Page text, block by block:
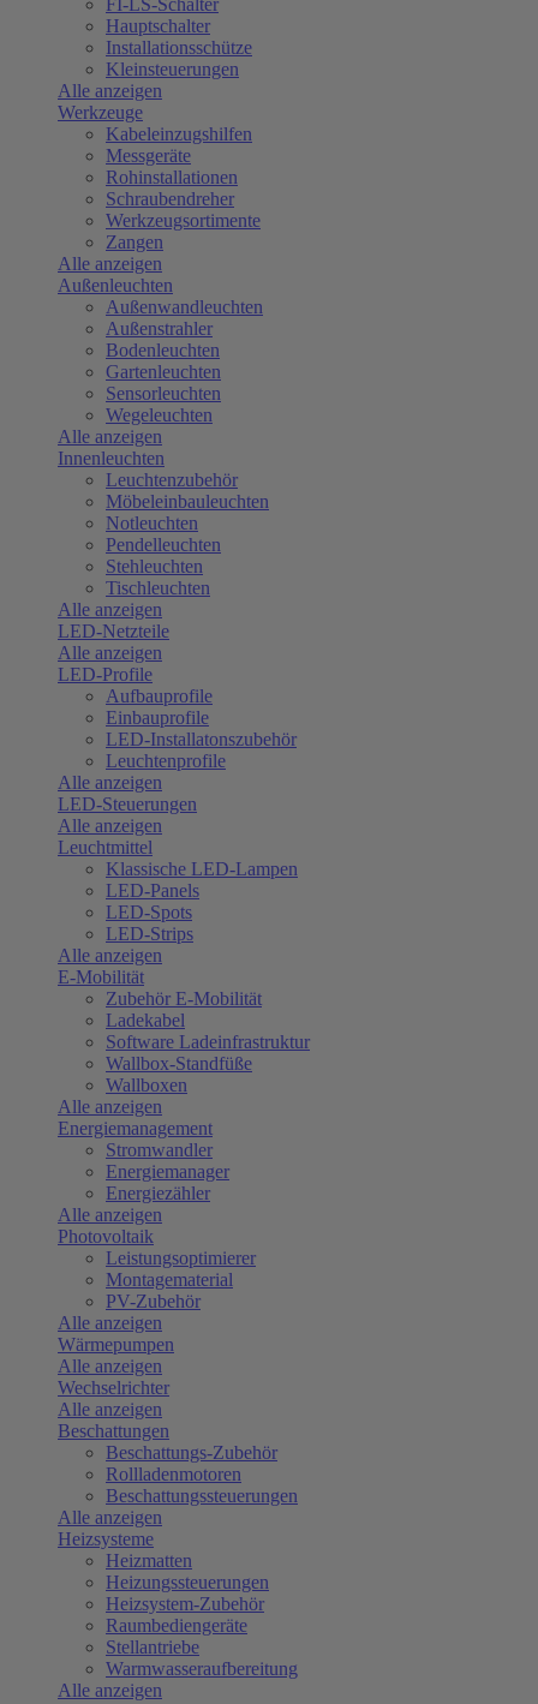
FI-LS-Schalter
Hauptschalter
Installationsschütze
Kleinsteuerungen
Alle anzeigen
Werkzeuge
Kabeleinzugshilfen
Messgeräte
Rohinstallationen
Schraubendreher
Werkzeugsortimente
Zangen
Alle anzeigen
Außenleuchten
Außenwandleuchten
Außenstrahler
Bodenleuchten
Gartenleuchten
Sensorleuchten
Wegeleuchten
Alle anzeigen
Innenleuchten
Leuchtenzubehör
Möbeleinbauleuchten
Notleuchten
Pendelleuchten
Stehleuchten
Tischleuchten
Alle anzeigen
LED-Netzteile
Alle anzeigen
LED-Profile
Aufbauprofile
Einbauprofile
LED-Installatonszubehör
Leuchtenprofile
Alle anzeigen
LED-Steuerungen
Alle anzeigen
Leuchtmittel
Klassische LED-Lampen
LED-Panels
LED-Spots
LED-Strips
Alle anzeigen
E-Mobilität
Zubehör E-Mobilität
Ladekabel
Software Ladeinfrastruktur
Wallbox-Standfüße
Wallboxen
Alle anzeigen
Energiemanagement
Stromwandler
Energiemanager
Energiezähler
Alle anzeigen
Photovoltaik
Leistungsoptimierer
Montagematerial
PV-Zubehör
Alle anzeigen
Wärmepumpen
Alle anzeigen
Wechselrichter
Alle anzeigen
Beschattungen
Beschattungs-Zubehör
Rollladenmotoren
Beschattungssteuerungen
Alle anzeigen
Heizsysteme
Heizmatten
Heizungssteuerungen
Heizsystem-Zubehör
Raumbediengeräte
Stellantriebe
Warmwasseraufbereitung
Alle anzeigen